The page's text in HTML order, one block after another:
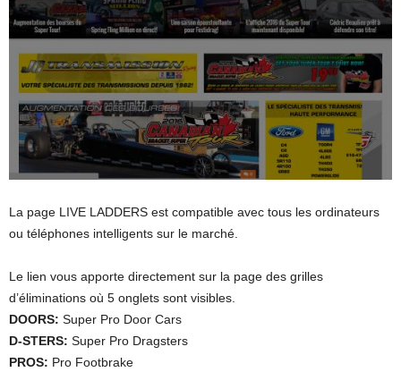
La page LIVE LADDERS est compatible avec tous les ordinateurs
ou téléphones intelligents sur le marché.
Le lien vous apporte directement sur la page des grilles
d’éliminations où 5 onglets sont visibles.
DOORS: Super Pro Door Cars
D-STERS: Super Pro Dragsters
PROS: Pro Footbrake